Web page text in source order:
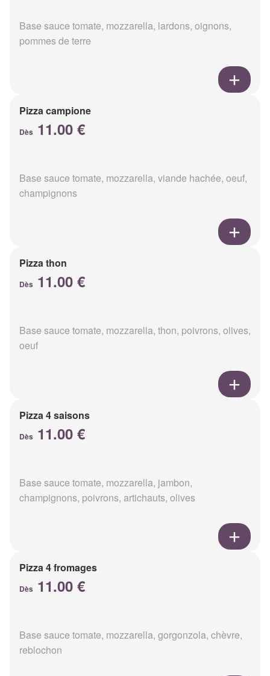
Base sauce tomate, mozzarella, lardons, oignons,
pommes de terre
Pizza campione
Dès 11.00 €
Base sauce tomate, mozzarella, viande hachée, oeuf,
champignons
Pizza thon
Dès 11.00 €
Base sauce tomate, mozzarella, thon, poivrons, olives,
oeuf
Pizza 4 saisons
Dès 11.00 €
Base sauce tomate, mozzarella, jambon,
champignons, poivrons, artichauts, olives
Pizza 4 fromages
Dès 11.00 €
Base sauce tomate, mozzarella, gorgonzola, chèvre,
reblochon